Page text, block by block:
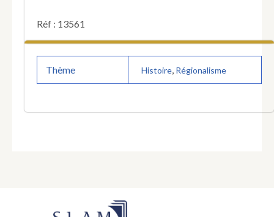
Réf : 13561
Thème Histoire, Régionalisme